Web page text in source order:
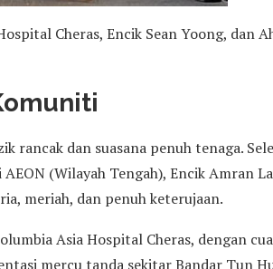
Cheras, Encik Sean Yoong, dan
dan suasana penuh tenaga.
(Wilayah Tengah), Encik Amran
meriah, dan penuh keterujaan.
Asia Hospital Cheras, dengan
mercu tanda sekitar Bandar Tun